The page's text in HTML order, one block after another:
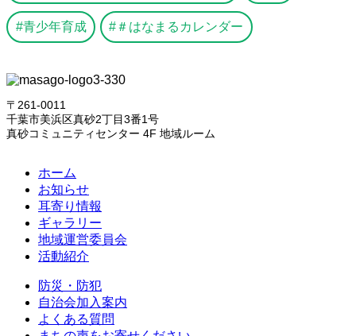
青少年育成 ＃はなまるカレンダー
〒261-0011
千葉市美浜区真砂2丁目3番1号
真砂コミュニティセンター 4F 地域ルーム
ホーム
お知らせ
耳寄り情報
ギャラリー
地域運営委員会
活動紹介
防災・防犯
自治会加入案内
よくある質問